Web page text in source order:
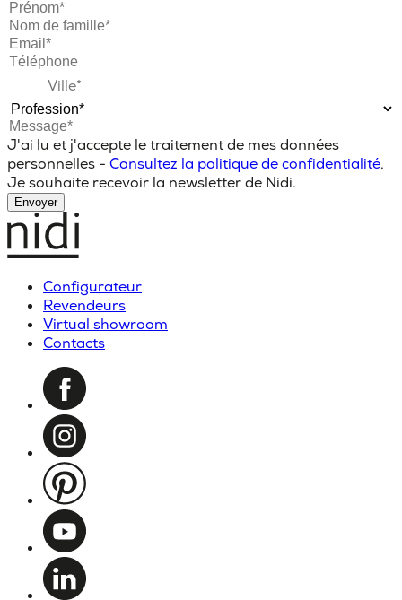
J'ai lu et j'accepte le traitement de mes données
personnelles - Consultez la politique de confidentialité.
Je souhaite recevoir la newsletter de Nidi.
Envoyer
Configurateur
Revendeurs
Virtual showroom
Contacts